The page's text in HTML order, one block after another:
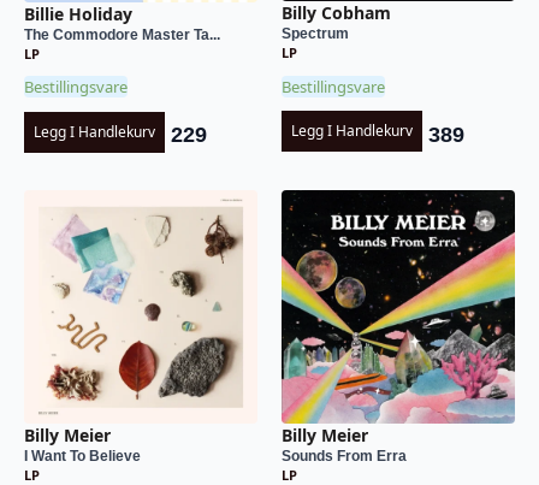
Billie Holiday
The Commodore Master Ta...
LP
Bestillingsvare
Legg I Handlekurv 229
Billy Cobham
Spectrum
LP
Bestillingsvare
Legg I Handlekurv 389
Billy Meier
I Want To Believe
LP
Billy Meier
Sounds From Erra
LP